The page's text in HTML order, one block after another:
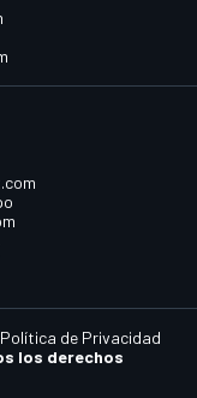
los derechos
Política de Privacidad